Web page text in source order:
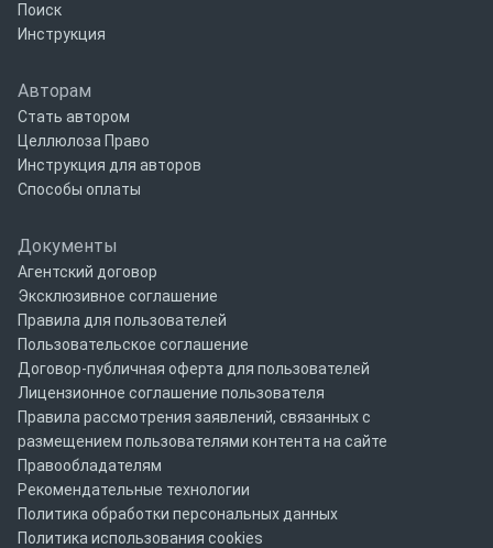
Поиск
Инструкция
Авторам
Стать автором
Целлюлоза Право
Инструкция для авторов
Способы оплаты
Документы
Агентский договор
Эксклюзивное соглашение
Правила для пользователей
Пользовательское соглашение
Договор-публичная оферта для пользователей
Лицензионное соглашение пользователя
Правила рассмотрения заявлений, связанных с
размещением пользователями контента на сайте
Правообладателям
Рекомендательные технологии
Политика обработки персональных данных
Политика использования cookies